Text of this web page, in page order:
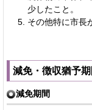
少したこと。
その他特に市長
減免・徴収猶予期
減免期間